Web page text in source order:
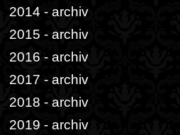
2014 - archiv
2015 - archiv
2016 - archiv
2017 - archiv
2018 - archiv
2019 - archiv